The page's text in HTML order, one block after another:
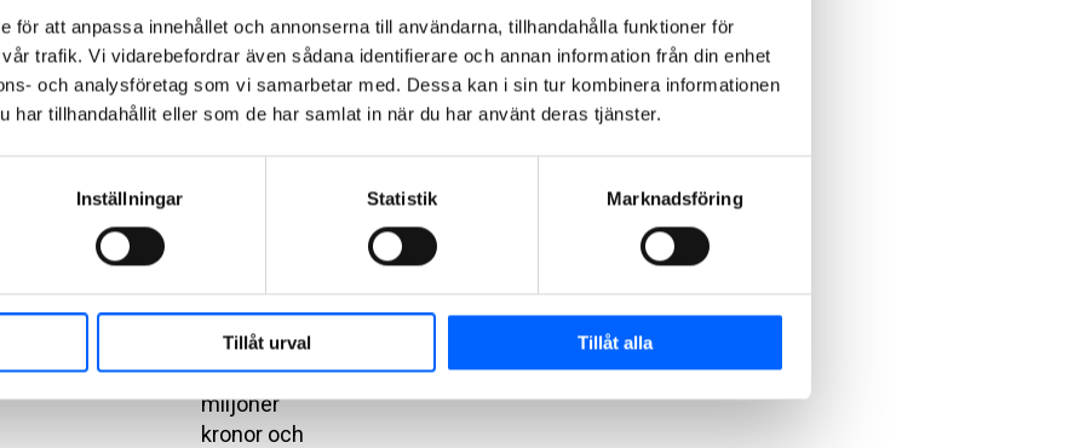
för att anpassa innehållet och annonserna till användarna, tillhandahålla funktioner för
trafik. Vi vidarebefordrar även sådana identifierare och annan information från din enhet
och analysföretag som vi samarbetar med. Dessa kan i sin tur kombinera informationen
har tillhandahållit eller som de har samlat in när du har använt deras tjänster.
Inställningar Statistik Marknadsföring
Tillåt urval Tillåt alla
förmåga att
lämna
utdelning.
preliminära
kvartalet
2025 uppgå
till 15 929
miljoner
kronor och